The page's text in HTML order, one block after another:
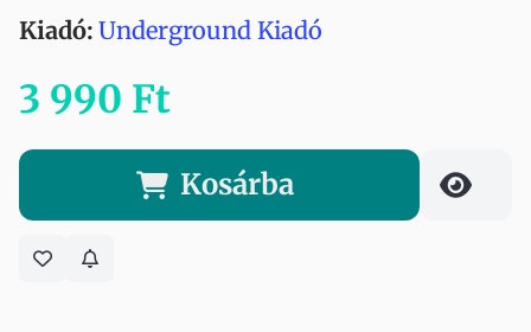
Kiadó: Underground Kiadó
3 990 Ft
Kosárba